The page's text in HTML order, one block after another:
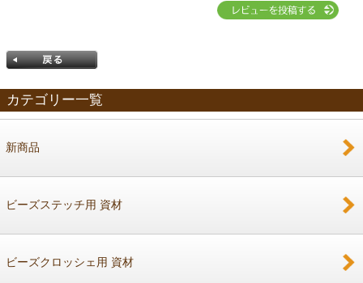
カテゴリー一覧
新商品
ビーズステッチ用 資材
ビーズクロッシェ用 資材